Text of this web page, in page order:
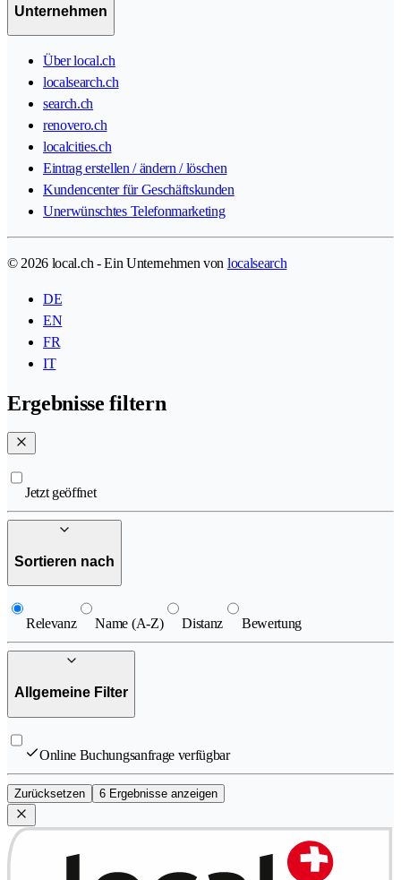
Unternehmen
Über local.ch
localsearch.ch
search.ch
renovero.ch
localcities.ch
Eintrag erstellen / ändern / löschen
Kundencenter für Geschäftskunden
Unerwünschtes Telefonmarketing
© 2026 local.ch - Ein Unternehmen von localsearch
DE
EN
FR
IT
Ergebnisse filtern
Jetzt geöffnet
Sortieren nach
Relevanz Name (A-Z) Distanz Bewertung
Allgemeine Filter
Online Buchungsanfrage verfügbar
Zurücksetzen 6 Ergebnisse anzeigen